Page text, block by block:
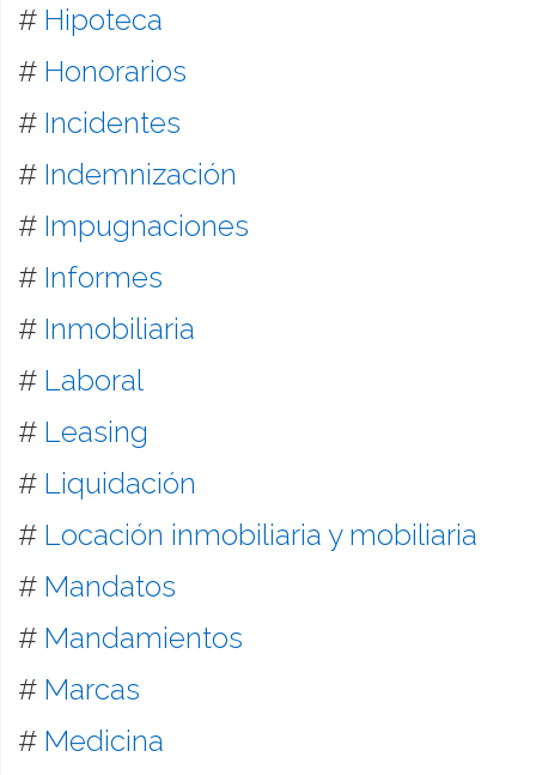
# Hipoteca
# Honorarios
# Incidentes
# Indemnización
# Impugnaciones
# Informes
# Inmobiliaria
# Laboral
# Leasing
# Liquidación
# Locación inmobiliaria y mobiliaria
# Mandatos
# Mandamientos
# Marcas
# Medicina